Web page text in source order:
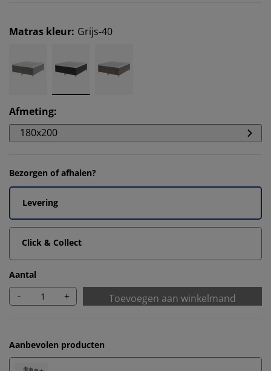
Matras kleur: Grijs-40
Afmeting:
180x200
Bezorgen of afhalen?
Levering
Click & Collect
Aantal
- + Toevoegen aan winkelmand
Aanbevolen producten